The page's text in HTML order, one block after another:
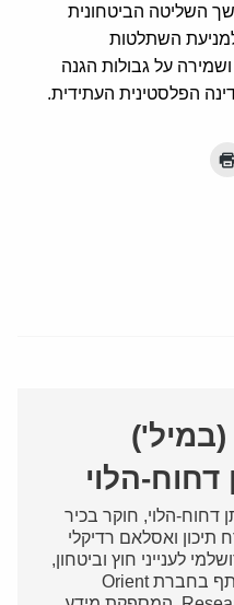
השליטה הביטחונית
השתלטות
על גבולות הגנה
הפלסטינית העתידית.
דחוח-הלוי
דחוח-הלוי, חוקר בכיר
תיכון ואסלאם רדיקלי
לענייני חוץ וביטחון,
ומייסד ושותף בחברת Orient